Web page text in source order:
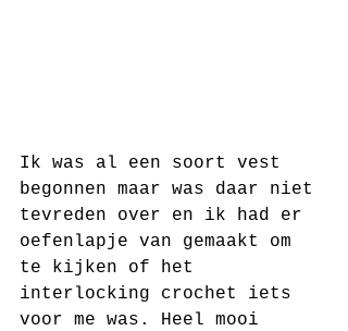
Ik was al een soort vest
begonnen maar was daar niet
tevreden over en ik had er
oefenlapje van gemaakt om
te kijken of het
interlocking crochet iets
voor me was. Heel mooi